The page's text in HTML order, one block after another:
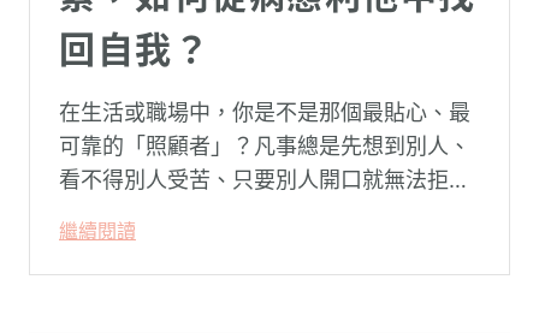
回自我？
在生活或職場中，你是不是那個最貼心、最
可靠的「照顧者」？凡事總是先想到別人、
看不得別人受苦、只要別人開口就無法拒
常在夜深人靜時讓你感到莫名的心累與空
虛。
繼續閱讀